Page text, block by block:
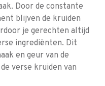
Door de constante
blijven de kruiden
je gerechten altijd
ingrediënten. Dit
en geur van de
verse kruiden van